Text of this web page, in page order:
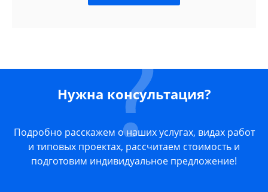
Нужна консультация?
Подробно расскажем о наших услугах, видах работ
и типовых проектах, рассчитаем стоимость и
подготовим индивидуальное предложение!